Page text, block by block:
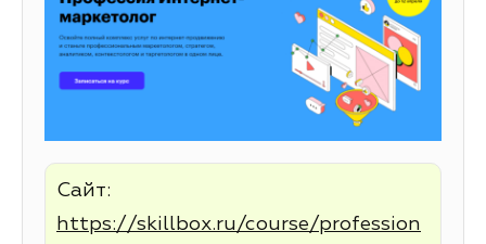
Сайт:
https://skillbox.ru/course/profession